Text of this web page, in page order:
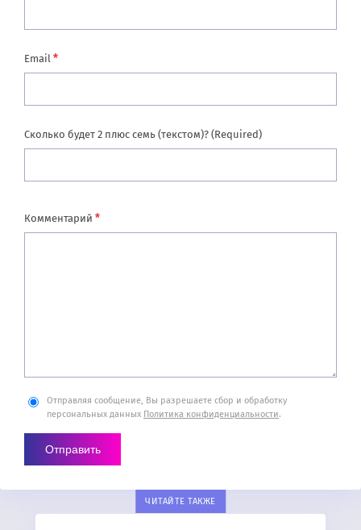
Email *
Сколько будет 2 плюс семь (текстом)? (Required)
Комментарий *
Отправляя сообщение, Вы разрешаете сбор и обработку
персональных данных Политика конфиденциальности.
ЧИТАЙТЕ ТАКЖЕ